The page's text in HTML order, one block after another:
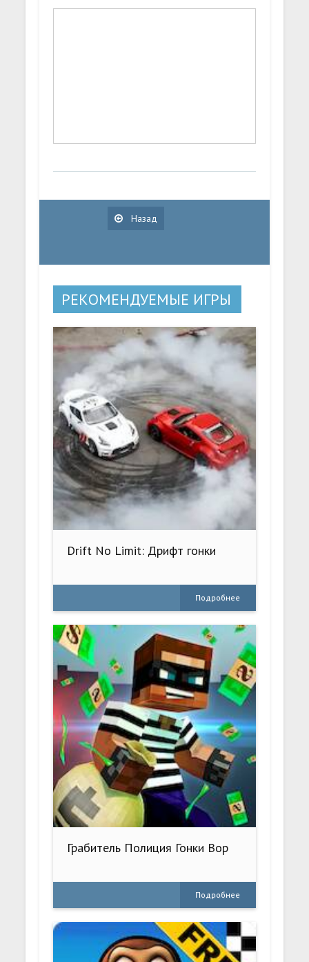
Назад
РЕКОМЕНДУЕМЫЕ ИГРЫ
Drift No Limit: Дрифт гонки
Подробнее
Грабитель Полиция Гонки Вор
Подробнее